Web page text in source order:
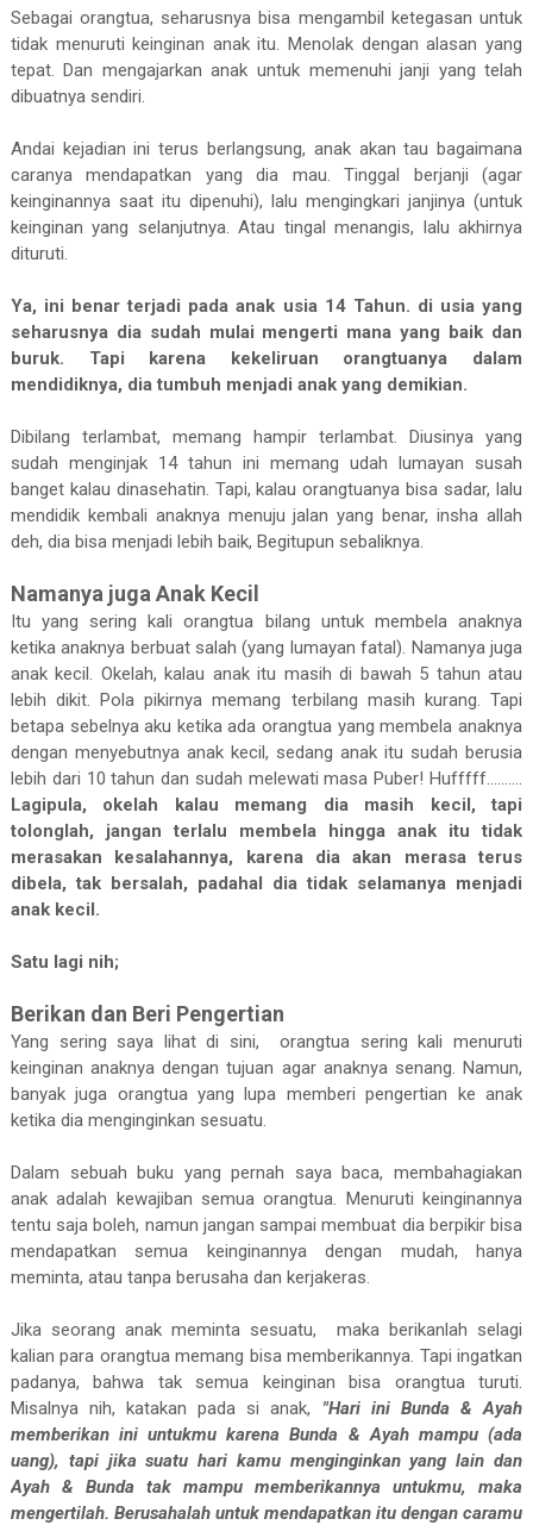
Sebagai orangtua, seharusnya bisa mengambil ketegasan untuk
tidak menuruti keinginan anak itu. Menolak dengan alasan yang
tepat. Dan mengajarkan anak untuk memenuhi janji yang telah
dibuatnya sendiri.
Andai kejadian ini terus berlangsung, anak akan tau bagaimana
caranya mendapatkan yang dia mau. Tinggal berjanji (agar
keinginannya saat itu dipenuhi), lalu mengingkari janjinya (untuk
keinginan yang selanjutnya. Atau tingal menangis, lalu akhirnya
dituruti.
Ya, ini benar terjadi pada anak usia 14 Tahun. di usia yang
seharusnya dia sudah mulai mengerti mana yang baik dan
buruk. Tapi karena kekeliruan orangtuanya dalam
mendidiknya, dia tumbuh menjadi anak yang demikian.
Dibilang terlambat, memang hampir terlambat. Diusinya yang
sudah menginjak 14 tahun ini memang udah lumayan susah
banget kalau dinasehatin. Tapi, kalau orangtuanya bisa sadar, lalu
mendidik kembali anaknya menuju jalan yang benar, insha allah
deh, dia bisa menjadi lebih baik, Begitupun sebaliknya.
Namanya juga Anak Kecil
Itu yang sering kali orangtua bilang untuk membela anaknya
ketika anaknya berbuat salah (yang lumayan fatal). Namanya juga
anak kecil. Okelah, kalau anak itu masih di bawah 5 tahun atau
lebih dikit. Pola pikirnya memang terbilang masih kurang. Tapi
betapa sebelnya aku ketika ada orangtua yang membela anaknya
dengan menyebutnya anak kecil, sedang anak itu sudah berusia
lebih dari 10 tahun dan sudah melewati masa Puber! Hufffff..........
Lagipula, okelah kalau memang dia masih kecil, tapi
tolonglah, jangan terlalu membela hingga anak itu tidak
merasakan kesalahannya, karena dia akan merasa terus
dibela, tak bersalah, padahal dia tidak selamanya menjadi
anak kecil.
Satu lagi nih;
Berikan dan Beri Pengertian
Yang sering saya lihat di sini, orangtua sering kali menuruti
keinginan anaknya dengan tujuan agar anaknya senang. Namun,
banyak juga orangtua yang lupa memberi pengertian ke anak
ketika dia menginginkan sesuatu.
Dalam sebuah buku yang pernah saya baca, membahagiakan
anak adalah kewajiban semua orangtua. Menuruti keinginannya
tentu saja boleh, namun jangan sampai membuat dia berpikir bisa
mendapatkan semua keinginannya dengan mudah, hanya
meminta, atau tanpa berusaha dan kerjakeras.
Jika seorang anak meminta sesuatu, maka berikanlah selagi
kalian para orangtua memang bisa memberikannya. Tapi ingatkan
padanya, bahwa tak semua keinginan bisa orangtua turuti.
Misalnya nih, katakan pada si anak, "Hari ini Bunda & Ayah
memberikan ini untukmu karena Bunda & Ayah mampu (ada
uang), tapi jika suatu hari kamu menginginkan yang lain dan
Ayah & Bunda tak mampu memberikannya untukmu, maka
mengertilah. Berusahalah untuk mendapatkan itu dengan caramu